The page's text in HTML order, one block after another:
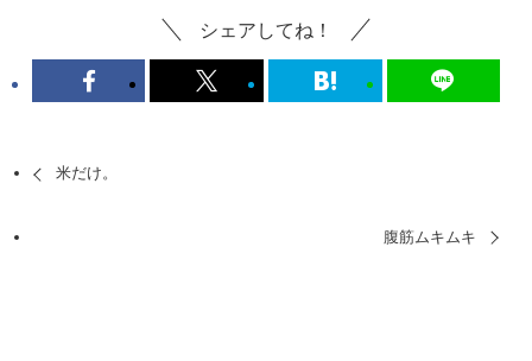
シェアしてね！
米だけ。
腹筋ムキムキ